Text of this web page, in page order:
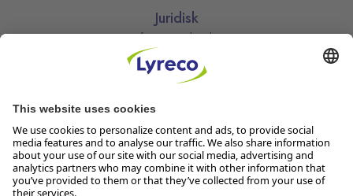
Juridisk
Informasjonskapsler
Kjøpsbetingelser
Personvernerklæring
Vilkår
Vilkår for kundeklubben
Åpenhetsloven
Endre dine personvernsinnstillinger